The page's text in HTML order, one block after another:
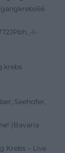
I-
Seehofer,
(Bavaria
Krebs – Live